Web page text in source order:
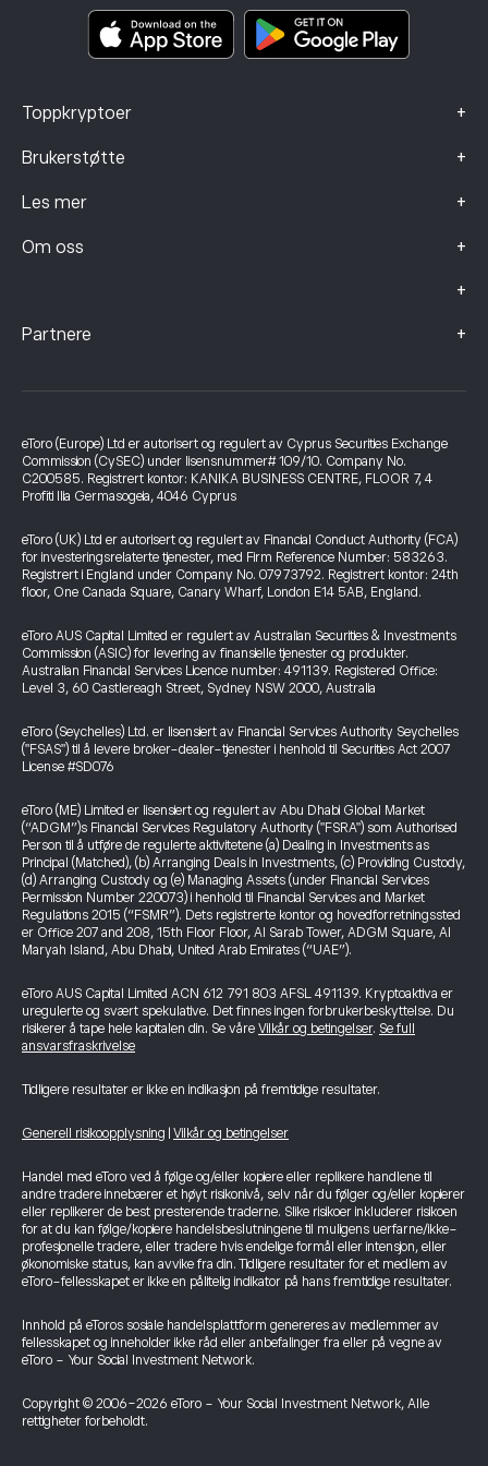
Toppkryptoer +
Brukerstøtte +
Les mer +
Om oss +
+
Klagedata (FCA-klienter)
Partnere +
eToro (Europe) Ltd er autorisert og regulert av Cyprus Securities Exchange
Commission (CySEC) under lisensnummer# 109/10. Company No.
C200585. Registrert kontor: KANIKA BUSINESS CENTRE, FLOOR 7, 4
Profiti Ilia Germasogeia, 4046 Cyprus
eToro (UK) Ltd er autorisert og regulert av Financial Conduct Authority (FCA)
for investeringsrelaterte tjenester, med Firm Reference Number: 583263.
Registrert i England under Company No. 07973792. Registrert kontor: 24th
floor, One Canada Square, Canary Wharf, London E14 5AB, England.
eToro AUS Capital Limited er regulert av Australian Securities & Investments
Commission (ASIC) for levering av finansielle tjenester og produkter.
Australian Financial Services Licence number: 491139. Registered Office:
Level 3, 60 Castlereagh Street, Sydney NSW 2000, Australia
eToro (Seychelles) Ltd. er lisensiert av Financial Services Authority Seychelles
("FSAS") til å levere broker-dealer-tjenester i henhold til Securities Act 2007
License #SD076
eToro (ME) Limited er lisensiert og regulert av Abu Dhabi Global Market
(“ADGM”)s Financial Services Regulatory Authority ("FSRA") som Authorised
Person til å utføre de regulerte aktivitetene (a) Dealing in Investments as
Principal (Matched), (b) Arranging Deals in Investments, (c) Providing Custody,
(d) Arranging Custody og (e) Managing Assets (under Financial Services
Permission Number 220073) i henhold til Financial Services and Market
Regulations 2015 (“FSMR”). Dets registrerte kontor og hovedforretningssted
er Office 207 and 208, 15th Floor Floor, Al Sarab Tower, ADGM Square, Al
Maryah Island, Abu Dhabi, United Arab Emirates (“UAE”).
eToro AUS Capital Limited ACN 612 791 803 AFSL 491139. Kryptoaktiva er
uregulerte og svært spekulative. Det finnes ingen forbrukerbeskyttelse. Du
risikerer å tape hele kapitalen din. Se våre Vilkår og betingelser. Se full
ansvarsfraskrivelse
Tidligere resultater er ikke en indikasjon på fremtidige resultater.
Generell risikoopplysning Vilkår og betingelser
Handel med eToro ved å følge og/eller kopiere eller replikere handlene til
andre tradere innebærer et høyt risikonivå, selv når du følger og/eller kopierer
eller replikerer de best presterende traderne. Slike risikoer inkluderer risikoen
for at du kan følge/kopiere handelsbeslutningene til muligens uerfarne/ikke-
profesjonelle tradere, eller tradere hvis endelige formål eller intensjon, eller
økonomiske status, kan avvike fra din. Tidligere resultater for et medlem av
eToro-fellesskapet er ikke en pålitelig indikator på hans fremtidige resultater.
Innhold på eToros sosiale handelsplattform genereres av medlemmer av
fellesskapet og inneholder ikke råd eller anbefalinger fra eller på vegne av
eToro - Your Social Investment Network.
Copyright © 2006-2026 eToro - Your Social Investment Network, Alle
rettigheter forbeholdt.